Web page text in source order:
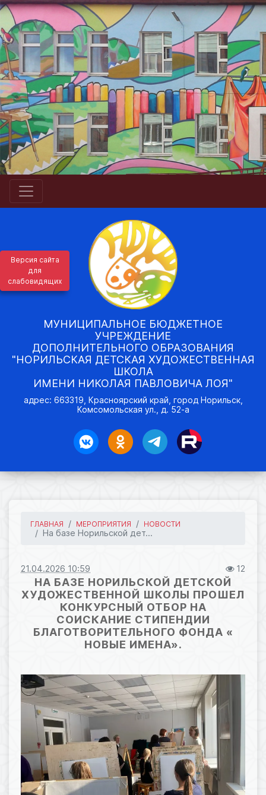
Версия сайта
для
слабовидящих
МУНИЦИПАЛЬНОЕ БЮДЖЕТНОЕ
УЧРЕЖДЕНИЕ
ДОПОЛНИТЕЛЬНОГО ОБРАЗОВАНИЯ
"НОРИЛЬСКАЯ ДЕТСКАЯ ХУДОЖЕСТВЕННАЯ
ШКОЛА
ИМЕНИ НИКОЛАЯ ПАВЛОВИЧА ЛОЯ"
адрес: 663319, Красноярский край, город Норильск,
Комсомольская ул., д. 52-а
ГЛАВНАЯ МЕРОПРИЯТИЯ НОВОСТИ
На базе Норильской дет...
21.04.2026 10:59 12
НА БАЗЕ НОРИЛЬСКОЙ ДЕТСКОЙ
ХУДОЖЕСТВЕННОЙ ШКОЛЫ ПРОШЕЛ
КОНКУРСНЫЙ ОТБОР НА
СОИСКАНИЕ СТИПЕНДИИ
БЛАГОТВОРИТЕЛЬНОГО ФОНДА «
НОВЫЕ ИМЕНА».